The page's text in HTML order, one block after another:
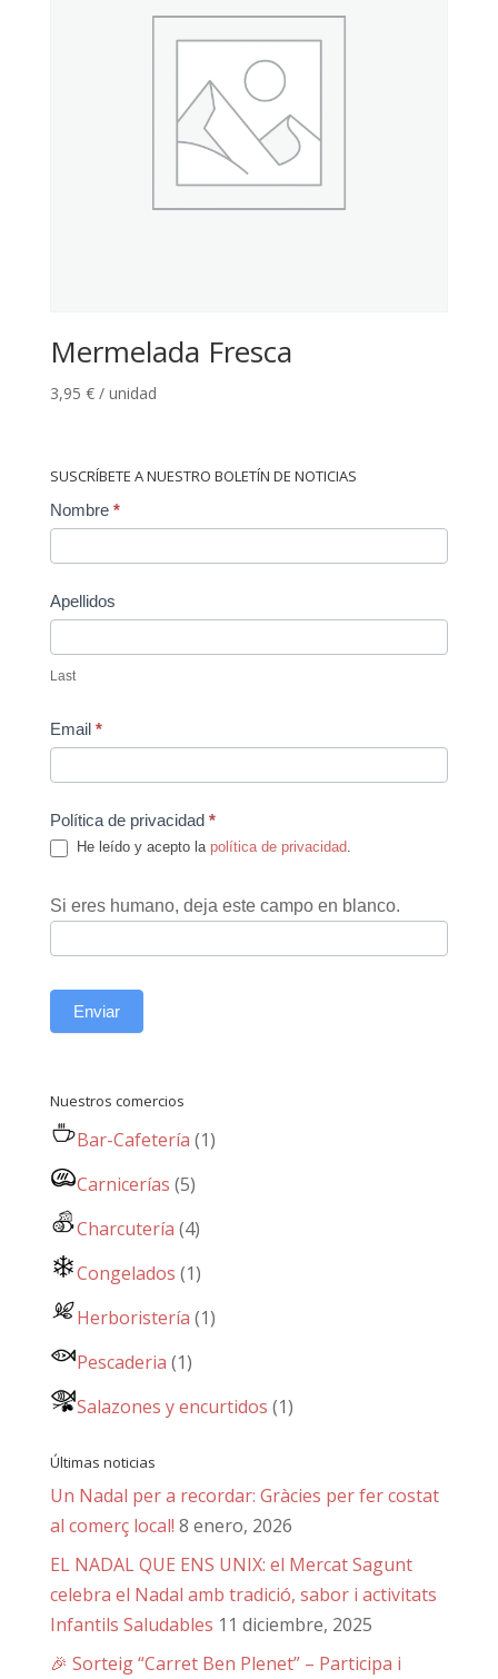
Mermelada Fresca
3,95 € / unidad
SUSCRÍBETE A NUESTRO BOLETÍN DE NOTICIAS
Contact
Nombre *
Apellidos
Last
Email *
Política de privacidad *
He leído y acepto la política de privacidad
Si eres humano, deja este campo en blanco.
Enviar
Nuestros comercios
Bar-Cafetería (1)
Carnicerías (5)
Charcutería (4)
Congelados (1)
Herboristería (1)
Pescaderia (1)
Salazones y encurtidos (1)
Últimas noticias
Un Nadal per a recordar: Gràcies per fer costat
al comerç local! 8 enero, 2026
EL NADAL QUE ENS UNIX: el Mercat Sagunt
celebra el Nadal amb tradició, sabor i activitats
Infantils Saludables 11 diciembre, 2025
🎉 Sorteig “Carret Ben Plenet” – Participa i